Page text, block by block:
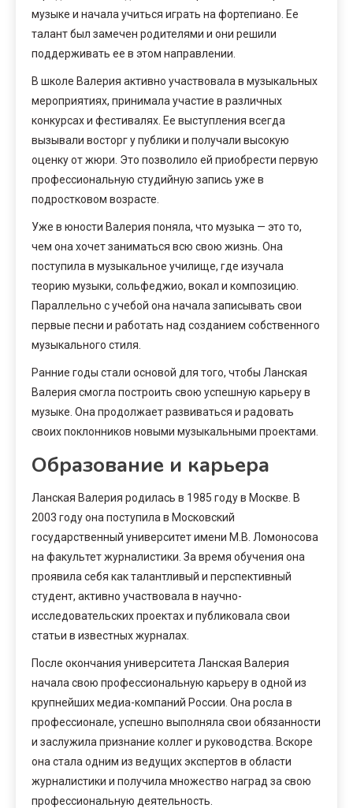
музыке и начала учиться играть на фортепиано. Ее
талант был замечен родителями и они решили
поддерживать ее в этом направлении.
В школе Валерия активно участвовала в музыкальных
мероприятиях, принимала участие в различных
конкурсах и фестивалях. Ее выступления всегда
вызывали восторг у публики и получали высокую
оценку от жюри. Это позволило ей приобрести первую
профессиональную студийную запись уже в
подростковом возрасте.
Уже в юности Валерия поняла, что музыка — это то,
чем она хочет заниматься всю свою жизнь. Она
поступила в музыкальное училище, где изучала
теорию музыки, сольфеджио, вокал и композицию.
Параллельно с учебой она начала записывать свои
первые песни и работать над созданием собственного
музыкального стиля.
Ранние годы стали основой для того, чтобы Ланская
Валерия смогла построить свою успешную карьеру в
музыке. Она продолжает развиваться и радовать
своих поклонников новыми музыкальными проектами.
Образование и карьера
Ланская Валерия родилась в 1985 году в Москве. В
2003 году она поступила в Московский
государственный университет имени М.В. Ломоносова
на факультет журналистики. За время обучения она
проявила себя как талантливый и перспективный
студент, активно участвовала в научно-
исследовательских проектах и публиковала свои
статьи в известных журналах.
После окончания университета Ланская Валерия
начала свою профессиональную карьеру в одной из
крупнейших медиа-компаний России. Она росла в
профессионале, успешно выполняла свои обязанности
и заслужила признание коллег и руководства. Вскоре
она стала одним из ведущих экспертов в области
журналистики и получила множество наград за свою
профессиональную деятельность.